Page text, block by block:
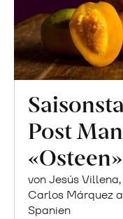
Post
«Osteen»
von Jesús
Carlos Márquez
Spanien